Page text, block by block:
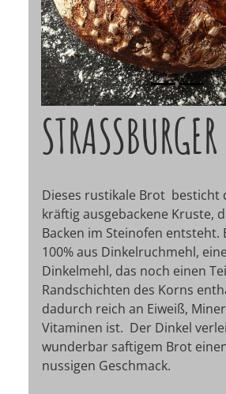
STRASSBURGER
Dieses rustikale Brot besticht
kräftig ausgebackene Kruste,
Backen im Steinofen entsteht.
100% aus Dinkelruchmehl,
Dinkelmehl, das noch einen
Randschichten des Korns
dadurch reich an Eiweiß,
Vitaminen ist. Der Dinkel
wunderbar saftigem Brot
nussigen Geschmack.